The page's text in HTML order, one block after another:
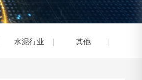
水泥行业 其他